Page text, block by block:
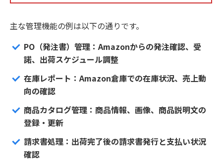
主な管理機能の例は以下の通りです。
PO（発注書）管理：Amazonからの発注確認、受
諾、出荷スケジュール調整
在庫レポート：Amazon倉庫での在庫状況、売上動
向の確認
商品カタログ管理：商品情報、画像、商品説明文の
登録・更新
請求書処理：出荷完了後の請求書発行と支払い状況
確認